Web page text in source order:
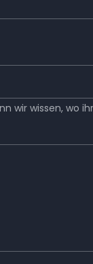
wir wissen, wo